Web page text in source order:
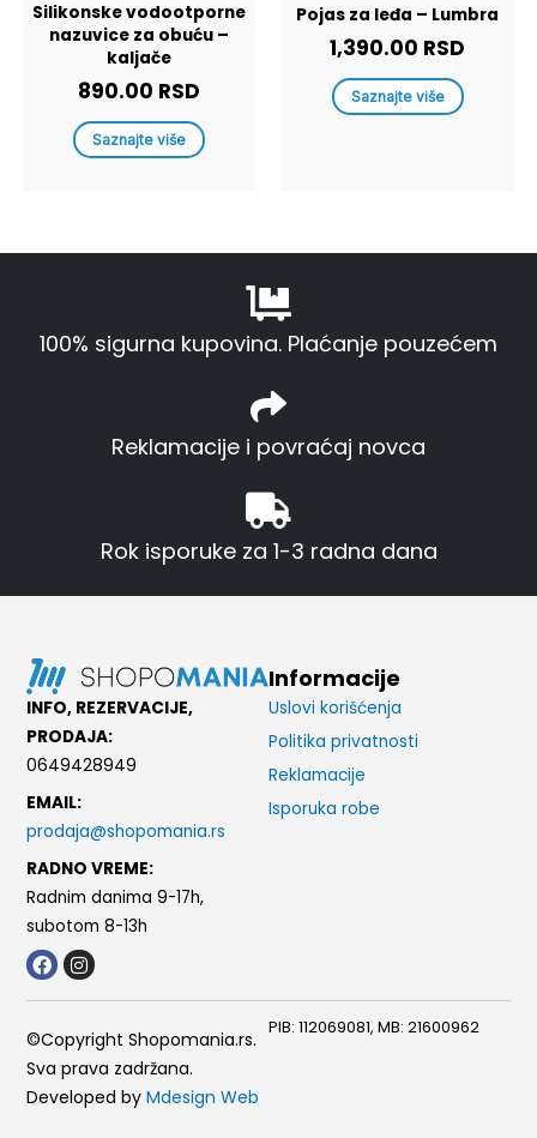
Silikonske vodootporne
nazuvice za obuću –
kaljače
890.00 RSD
Saznajte više
Pojas za leđa – Lumbra
1,390.00 RSD
Saznajte više
100% sigurna kupovina. Plaćanje pouzećem
Reklamacije i povraćaj novca
Rok isporuke za 1-3 radna dana
INFO, REZERVACIJE,
PRODAJA:
0649428949
EMAIL:
prodaja@shopomania.rs
RADNO VREME:
Radnim danima 9-17h,
subotom 8-13h
F
a
c
b
o
o
k
I
n
s
a
g
r
a
m
Informacije
Uslovi korišćenja
Politika privatnosti
Reklamacije
Isporuka robe
©Copyright Shopomania.rs.
Sva prava zadržana.
Developed byMdesign Web
PIB: 112069081, MB: 21600962